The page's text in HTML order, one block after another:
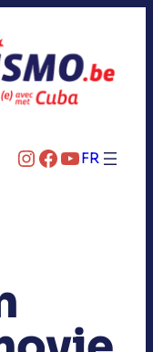
InstagramFacebook YouTube FR